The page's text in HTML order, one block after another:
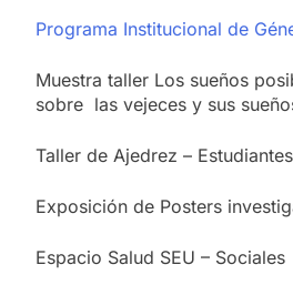
Programa Institucional de
Muestra taller Los sueños
sobre las vejeces y sus
Taller de Ajedrez –
Exposición de Posters
Espacio Salud SEU – Sociales